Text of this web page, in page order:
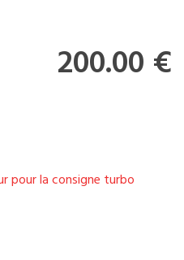
200.00 €
pour la consigne turbo